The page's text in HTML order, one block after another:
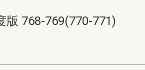
768-769(770-771)